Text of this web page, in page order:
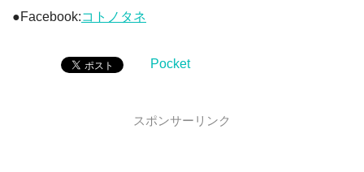
●Facebook:コトノタネ
Pocket
スポンサーリンク